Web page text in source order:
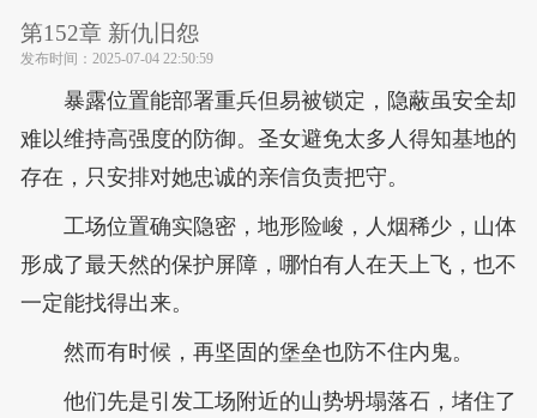
第152章 新仇旧怨
发布时间： 2025-07-04 22:50:59
暴露位置能部署重兵但易被锁定，隐蔽虽安全却
难以维持高强度的防御。圣女避免太多人得知基地的
存在，只安排对她忠诚的亲信负责把守。
工场位置确实隐密，地形险峻，人烟稀少，山体
形成了最天然的保护屏障，哪怕有人在天上飞，也不
一定能找得出来。
然而有时候，再坚固的堡垒也防不住内鬼。
他们先是引发工场附近的山势坍塌落石，堵住了